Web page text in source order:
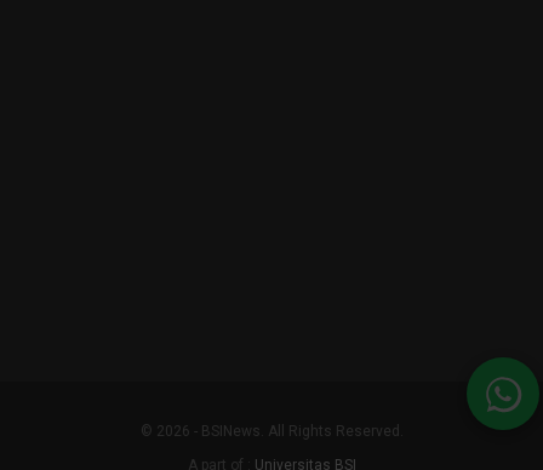
© 2026 - BSINews. All Rights Reserved.
A part of :
Universitas BSI